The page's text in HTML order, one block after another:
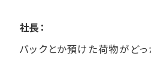
社長：
バックとか預けた荷物がど